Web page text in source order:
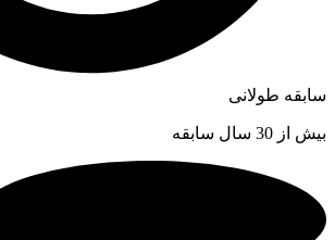
سابقه طولانی
بیش از 30 سال سابقه